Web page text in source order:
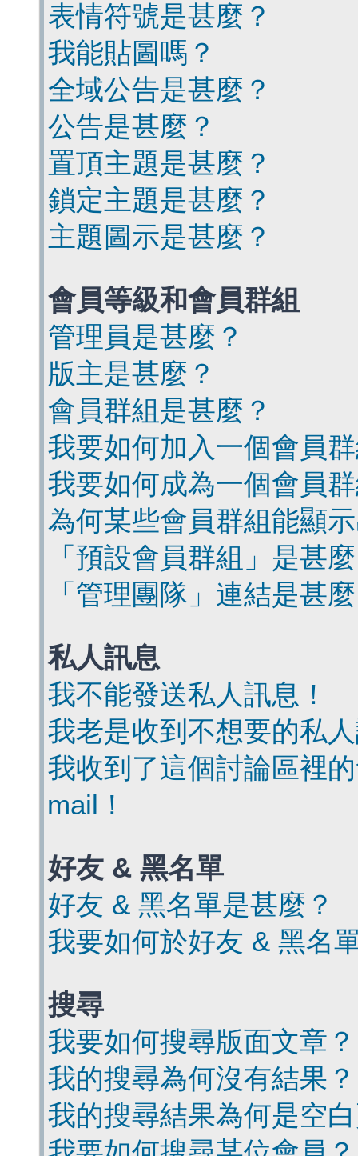
表情符號是甚麼？
我能貼圖嗎？
全域公告是甚麼？
公告是甚麼？
置頂主題是甚麼？
鎖定主題是甚麼？
主題圖示是甚麼？
會員等級和會員群組
管理員是甚麼？
版主是甚麼？
會員群組是甚麼？
我要如何加入一個會員
我要如何成為一個會員
為何某些會員群組能顯
「預設會員群組」是甚
「管理團隊」連結是甚
私人訊息
我不能發送私人訊息！
我老是收到不想要的私
我收到了這個討論區裡
mail！
好友 & 黑名單
好友 & 黑名單是甚麼？
我要如何於好友 & 黑名
搜尋
我要如何搜尋版面文章？
我的搜尋為何沒有結果？
我的搜尋結果為何是空